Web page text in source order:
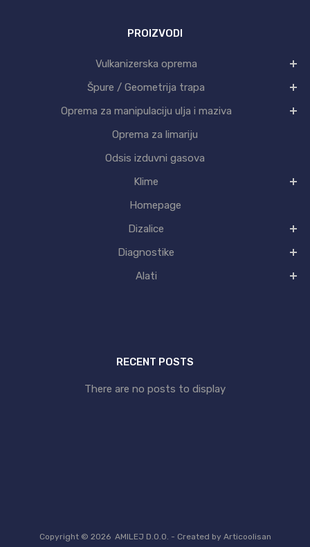
PROIZVODI
Vulkanizerska oprema
Špure / Geometrija trapa
Oprema za manipulaciju ulja i maziva
Oprema za limariju
Odsis izduvni gasova
Klime
Homepage
Dizalice
Diagnostike
Alati
RECENT POSTS
There are no posts to display
Copyright © 2026 AMILEJ D.O.O. - Created by Articoolisan